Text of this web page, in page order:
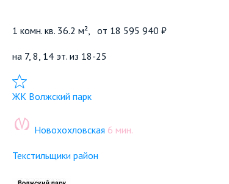
1 комн. кв. 36.2 м², от 18 595 940 ₽
на 7, 8, 14 эт. из 18-25
Добавить в избранное
ЖК Волжский парк
Новохохловская 6 мин.
Текстильщики район